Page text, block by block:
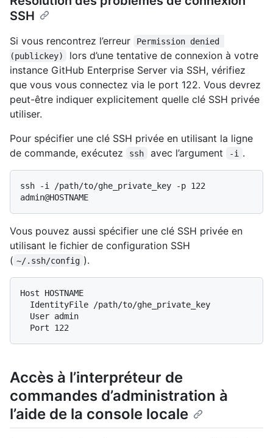
SSH
Si vous rencontrez l’erreur
Permission denied
(publickey)
lors d’une tentative de connexion à votre
instance GitHub Enterprise Server via SSH, vérifiez
que vous vous connectez via le port 122. Vous devrez
peut-être indiquer explicitement quelle clé SSH privée
utiliser.
Pour spécifier une clé SSH privée en utilisant la ligne
de commande, exécutez
ssh avec l’argument -i .
ssh -i /path/to/ghe_private_key -p 122
Vous pouvez aussi spécifier une clé SSH privée en
utilisant le fichier de configuration SSH
( ~/.ssh/config ).
Host HOSTNAME
Accès à l’interpréteur de
commandes d’administration à
l’aide de la console locale